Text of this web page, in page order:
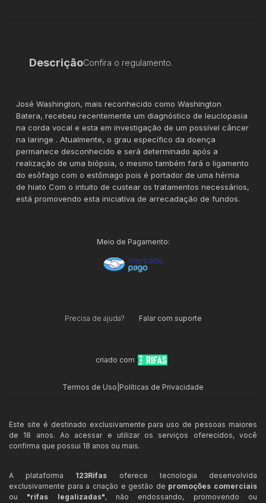
DescriçãoConfira o regulamento.
José Washington, mais reconhecido como Washington
Batera, recebeu recentemente um diagnóstico de leuclopasia
na corda vocal e esta em investigação de um possível câncer
na laringe . Atualmente, o grau específico da doença
permanece desconhecido e será determinado após a
realização de uma biópsia, o mesmo também fará o ligamento
do esôfago com o estômago pois é portador de uma hérnia
de hiato Com o intuito de custear os tratamentos necessários,
está promovendo esta iniciativa de arrecadação de fundos.
Meio de Pagamento:
Precisa de ajuda? Falar com suporte
criado com
Termos de Uso Políticas de Privacidade
Este site é destinado exclusivamente para uso de pessoas maiores
de 18 anos. Ao acessar e utilizar os serviços oferecidos, você
confirma que possui 18 anos ou mais.
A plataforma 123Rifas oferece tecnologia desenvolvida
exclusivamente para a criação e gestão de promoções comerciais
ou "rifas legalizadas", não endossando, promovendo ou